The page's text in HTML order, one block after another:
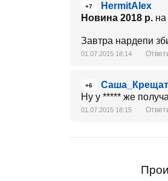
+7
HermitAlex
Новина 2018 р. на
Завтра нардепи
01.07.2015 18:14
+6
Ну у ***** же
01.07.2015 18:15